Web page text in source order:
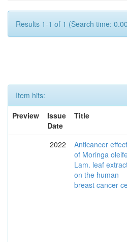
Results 1-1 of 1 (Search time:
Item hits:
Preview
Issue
Date
Title
2022
Anticancer
of Moringa
Lam. leaf
on the human
breast cancer